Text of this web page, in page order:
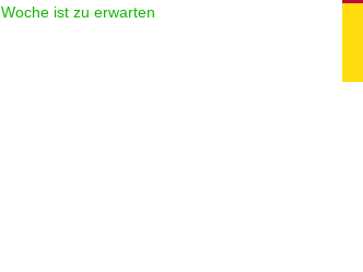
Woche ist zu erwarten